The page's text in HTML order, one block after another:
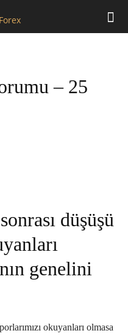
– 25
düşüşü
genelini
okuyanları olmasa